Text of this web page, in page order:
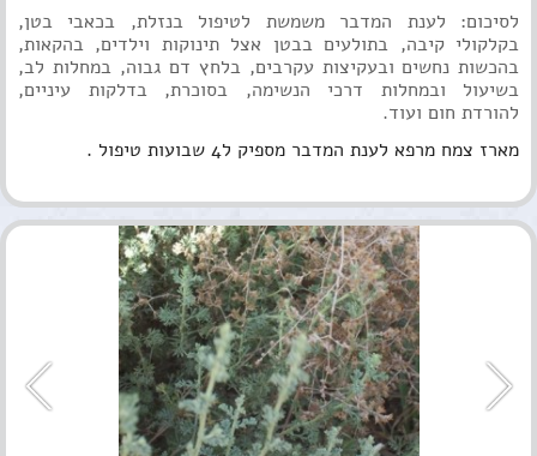
לסיכום: לענת המדבר משמשת לטיפול בנזלת, בכאבי בטן,
בקלקולי קיבה, בתולעיםבבטן אצל תינוקות וילדים, בהקאות,
בהכשות נחשיםובעקיצותעקרבים, בלחץ דם גבוה, במחלות לב,
בשיעול ובמחלות דרכי הנשימה, בסוכרת, בדלקות עיניים,
להורדת חום ועוד.
מארז צמח מרפא לענת המדבר מספיק ל4 שבועות טיפול .